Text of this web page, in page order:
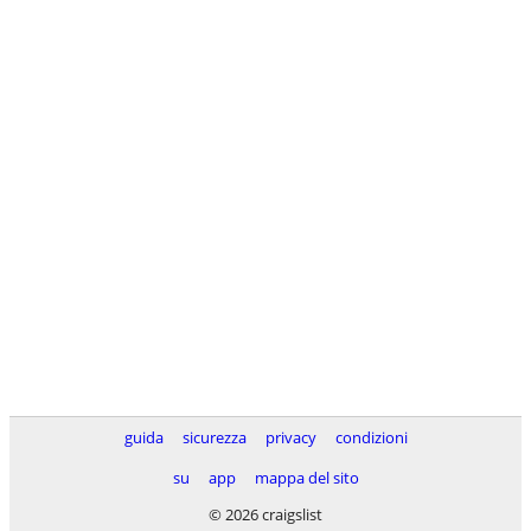
guida sicurezza privacy
condizioni
su
app
mappa del sito
© 2026 craigslist